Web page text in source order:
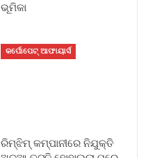
ଭୂମିକା
କର୍ପୋପେଟ୍ ଆଫାୟାର୍ସ
ରିମ୍ଝିମ୍ କମ୍ପାନୀରେ ନିଯୁକ୍ତି